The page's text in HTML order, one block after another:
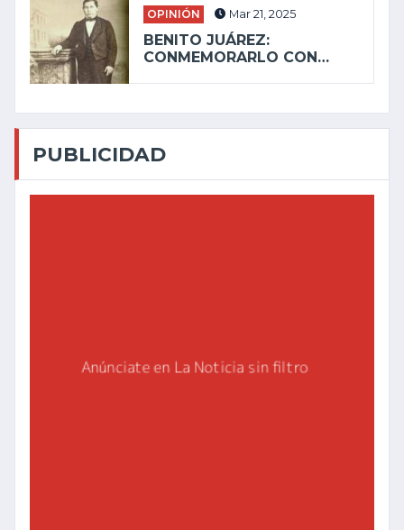
OPINIÓN Mar 21, 2025
BENITO JUÁREZ:
CONMEMORARLO CON…
PUBLICIDAD